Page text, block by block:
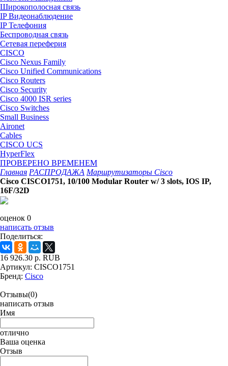
Широкополосная связь
IP Видеонаблюдение
IP Телефония
Беспроводная связь
Сетевая переферия
CISCO
Cisco Nexus Family
Cisco Unified Communications
Cisco Routers
Cisco Security
Cisco 4000 ISR series
Cisco Switches
Small Business
Aironet
Cables
CISCO UCS
HyperFlex
ПРОВЕРЕНО ВРЕМЕНЕМ
Главная РАСПРОДАЖА Маршрутизаторы Cisco
Cisco CISCO1751, 10/100 Modular Router w/ 3 slots, IOS IP,
16F/32D
оценок 0
написать отзыв
Поделиться:
16 926.30 р. RUB
Артикул: CISCO1751
Бренд: Cisco
Отзывы(0)
написать отзыв
Имя
отлично
Ваша оценка
Отзыв